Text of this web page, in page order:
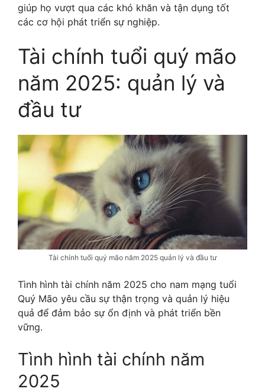
giúp họ vượt qua các khó khăn và tận dụng tốt
các cơ hội phát triển sự nghiệp.
Tài chính tuổi quý mão
năm 2025: quản lý và
đầu tư
Tài chính tuổi quý mão năm 2025 quản lý và đầu tư
Tình hình tài chính năm 2025 cho nam mạng tuổi
Quý Mão yêu cầu sự thận trọng và quản lý hiệu
quả để đảm bảo sự ổn định và phát triển bền
vững.
Tình hình tài chính năm
2025